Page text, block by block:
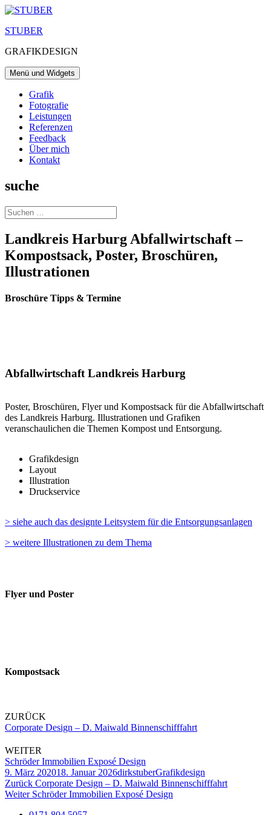
Zum
springen
STUBER
GRAFIKDESIGN
Menü und Widgets
Grafik
Fotografie
Leistungen
Referenzen
Feedback
Über mich
Kontakt
suche
Suchen
nach:
Landkreis Harburg Abfallwirtschaft –
Kompostsack, Poster, Broschüren,
Illustrationen
Broschüre Tipps & Termine
Abfallwirtschaft Landkreis Harburg
Poster, Broschüren, Flyer und Kompostsack für die Abfallwirtschaft
des Landkreis Harburg. Illustrationen und Grafiken
veranschaulichen die Themen Kompost und Entsorgung.
Grafikdesign
Layout
Illustration
Druckservice
> siehe auch das designte Leitsystem für die Entsorgungsanlagen
> weitere Illustrationen zu dem Thema
Flyer und Poster
Kompostsack
ZURÜCK
Corporate Design – D. Maiwald Binnenschifffahrt
WEITER
Schröder Immobilien Exposé Design
Veröffentlicht
am
9. März 202018. Januar 2026Autor
dirkstuberKategorien
Grafikdesign
Beitragsnavigation
Zurück Vorheriger
Beitrag:
Corporate Design – D. Maiwald Binnenschifffahrt
Weiter Nächster
Schröder Immobilien Exposé Design